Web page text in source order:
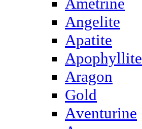
Angelite
Apatite
Apophyllite
Aragon
Gold
Аventurine